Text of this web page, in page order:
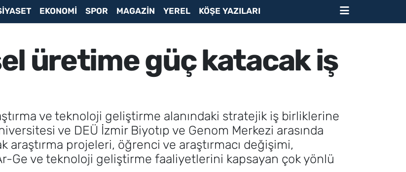
EKONOMİ SPOR MAGAZİN YEREL KÖŞE YAZILARI
üretime güç katacak iş
ve teknoloji geliştirme alanındaki stratejik iş birliklerine
ve DEÜ İzmir Biyotıp ve Genom Merkezi arasında
projeleri, öğrenci ve araştırmacı değişimi,
Ge ve teknoloji geliştirme faaliyetlerini kapsayan çok yönlü